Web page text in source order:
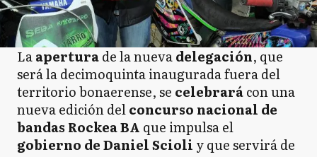
Laaperturade la nuevadelegación, que
será la decimoquinta inaugurada fuera del
territorio bonaerense, se celebrarácon una
nueva edición delconcurso nacional de
bandas Rockea BA que impulsa el
gobierno de Daniel Scioli y que servirá de